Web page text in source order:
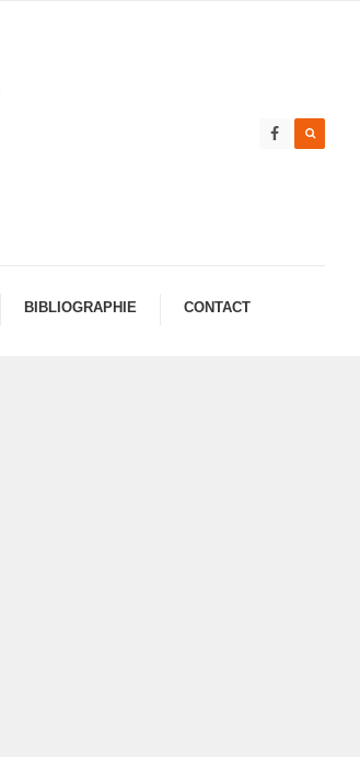
BIBLIO­GRA­PHIE CONTAC­­T